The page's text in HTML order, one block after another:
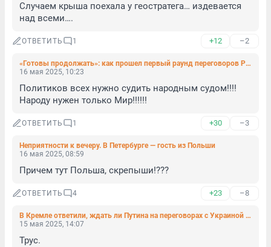
Случаем крыша поехала у геостратега… издевается
над всеми….
ОТВЕТИТЬ 1 +12 –2
«Готовы продолжать»: как прошел первый раунд переговоров России и Украины и о чем договорились страны — хроника встречи
16 мая 2025, 10:23
Политиков всех нужно судить народным судом!!!!
Народу нужен только Мир!!!!!!
ОТВЕТИТЬ 1 +30 –3
Неприятности к вечеру. В Петербурге — гость из Польши
16 мая 2025, 08:59
Причем тут Польша, скрепыши!???
ОТВЕТИТЬ 4 +23 –8
В Кремле ответили, ждать ли Путина на переговорах с Украиной в Турции
15 мая 2025, 14:07
Трус.